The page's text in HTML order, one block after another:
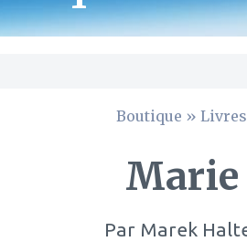
Boutique » Livres
Marie
ParMarek